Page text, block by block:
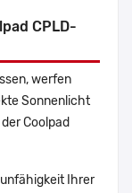
CPLD-
werfen
Sonnenlicht
Coolpad
Ihrer